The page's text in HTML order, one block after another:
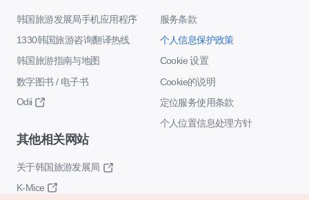
韩国旅游发展局手机应用程序
1330韩国旅游咨询翻译热线
韩国旅游指南与地图
数字图书 / 电子书
Odii
服务条款
个人信息保护政策
Cookie 设置
Cookie的说明
定位服务使用条款
个人位置信息处理方针
其他相关网站
关于韩国旅游发展局
K-Mice